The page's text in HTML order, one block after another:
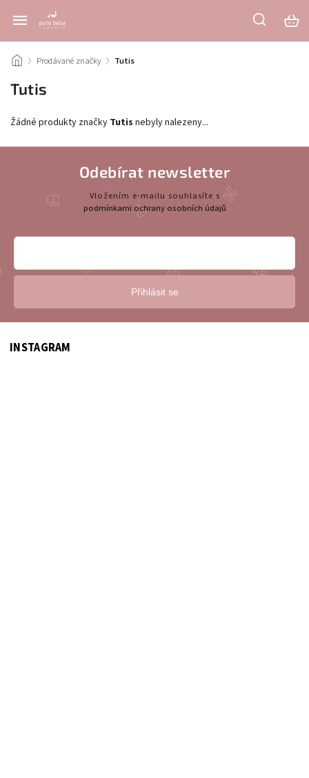
/ Prodávané značky / Tutis
Tutis
Žádné produkty značky Tutis nebyly nalezeny...
INSTAGRAM
Odebírat newsletter
Vložením e-mailu souhlasíte s
podmínkami ochrany osobních údajů
Přihlásit se